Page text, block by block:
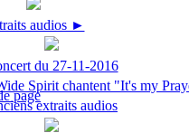
audios ►
du 27-11-2016
Spirit chantent "It's my
extraits audios